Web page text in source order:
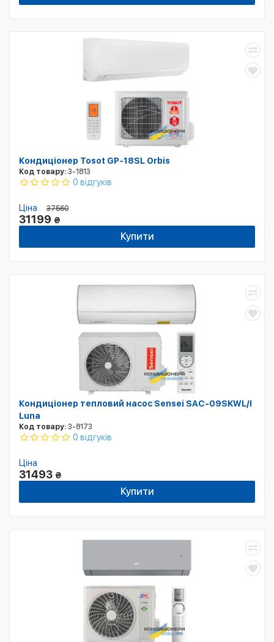
Кондиціонер Tosot GP-18SL Orbis
Код товару: 3-1813
0 відгуків
Ціна 37560
31199 ₴
Купити
Кондиціонер тепловий насос Sensei SAC-09SKWL/I
Luna
Код товару: 3-8173
0 відгуків
Ціна
31493 ₴
Купити